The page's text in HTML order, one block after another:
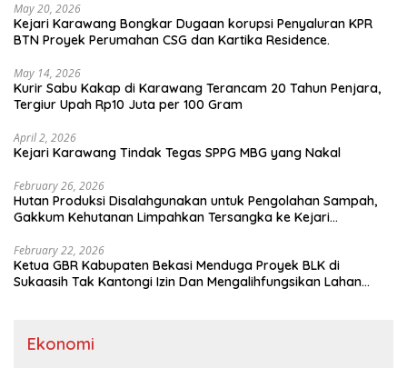
May 20, 2026
Kejari Karawang Bongkar Dugaan korupsi Penyaluran KPR
BTN Proyek Perumahan CSG dan Kartika Residence.
May 14, 2026
Kurir Sabu Kakap di Karawang Terancam 20 Tahun Penjara,
Tergiur Upah Rp10 Juta per 100 Gram
April 2, 2026
Kejari Karawang Tindak Tegas SPPG MBG yang Nakal
February 26, 2026
Hutan Produksi Disalahgunakan untuk Pengolahan Sampah,
Gakkum Kehutanan Limpahkan Tersangka ke Kejari
February 22, 2026
Ketua GBR Kabupaten Bekasi Menduga Proyek BLK di
Sukaasih Tak Kantongi Izin Dan Mengalihfungsikan Lahan
Ekonomi